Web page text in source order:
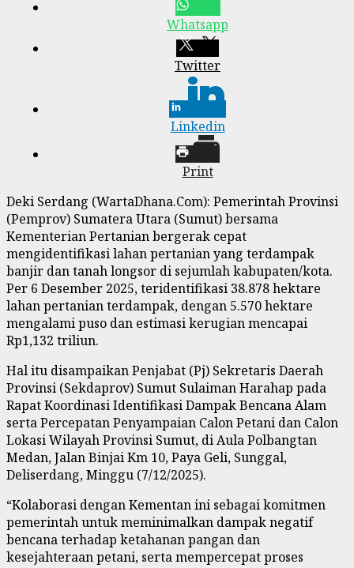
Whatsapp
Twitter
Linkedin
Print
Deki Serdang (WartaDhana.Com): Pemerintah Provinsi
(Pemprov) Sumatera Utara (Sumut) bersama
Kementerian Pertanian bergerak cepat
mengidentifikasi lahan pertanian yang terdampak
banjir dan tanah longsor di sejumlah kabupaten/kota.
Per 6 Desember 2025, teridentifikasi 38.878 hektare
lahan pertanian terdampak, dengan 5.570 hektare
mengalami puso dan estimasi kerugian mencapai
Rp1,132 triliun.
Hal itu disampaikan Penjabat (Pj) Sekretaris Daerah
Provinsi (Sekdaprov) Sumut Sulaiman Harahap pada
Rapat Koordinasi Identifikasi Dampak Bencana Alam
serta Percepatan Penyampaian Calon Petani dan Calon
Lokasi Wilayah Provinsi Sumut, di Aula Polbangtan
Medan, Jalan Binjai Km 10, Paya Geli, Sunggal,
Deliserdang, Minggu (7/12/2025).
“Kolaborasi dengan Kementan ini sebagai komitmen
pemerintah untuk meminimalkan dampak negatif
bencana terhadap ketahanan pangan dan
kesejahteraan petani, serta mempercepat proses